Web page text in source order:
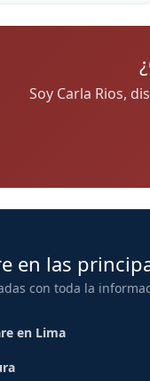
Soy Carla Rios,
en las
con toda la
en Lima